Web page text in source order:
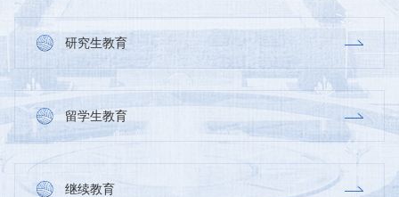
研究生教育
留学生教育
继续教育